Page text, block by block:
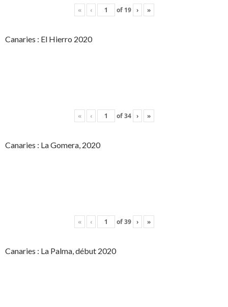
« ‹ of 19 › »
Canaries : El Hierro 2020
« ‹ of34 › »
Canaries : La Gomera, 2020
« ‹ of39 › »
Canaries : La Palma, début 2020